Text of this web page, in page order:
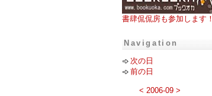
書肆侃侃房も参加します！
Navigation
次の日
前の日
< 2006-09 >